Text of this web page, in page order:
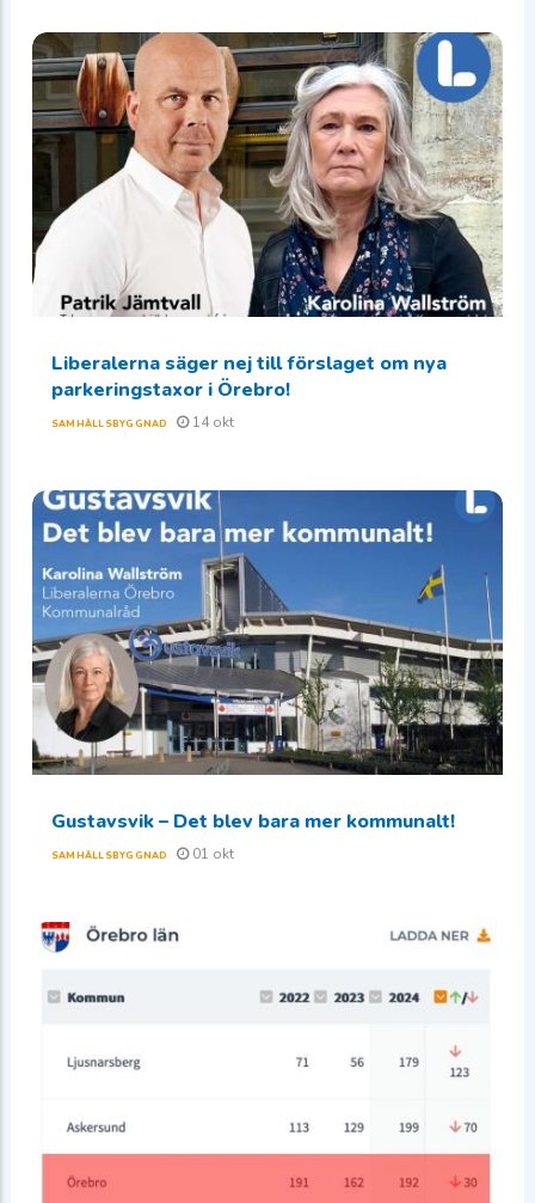
Liberalerna säger nej till förslaget om nya
parkeringstaxor i Örebro!
SAMHÄLLSBYGGNAD 14 okt
Gustavsvik – Det blev bara mer kommunalt!
SAMHÄLLSBYGGNAD 01 okt